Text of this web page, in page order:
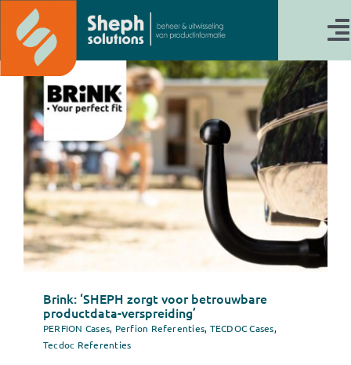
naar
inhoud
Actueel
Werken bij
Cases & Referenties
Perfion PIM
ETL-oplossingen
Brink: ‘SHEPH zorgt voor betrouwbare
productdata-verspreiding’
PERFION Cases, Perfion Referenties, TECDOC Cases,
Tecdoc Referenties